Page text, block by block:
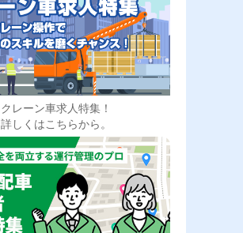
クレーン車求人特集！
詳しくはこちらから。